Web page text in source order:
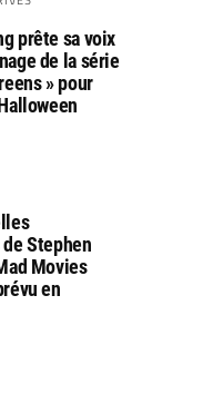
prête sa voix
de la série
» pour
Stephen
Movies
en